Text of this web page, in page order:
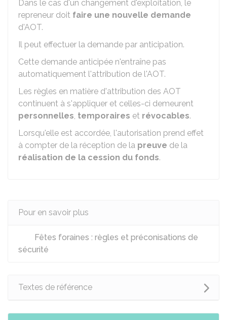
Dans le cas d'un changement d'exploitation, le
repreneur doit faire une nouvelle demande
d'AOT.
Il peut effectuer la demande par anticipation.
Cette demande anticipée n'entraîne pas
automatiquement l'attribution de l'AOT.
Les règles en matière d'attribution des AOT
continuent à s'appliquer et celles-ci demeurent
personnelles, temporaires et révocables.
Lorsqu'elle est accordée, l'autorisation prend effet
à compter de la réception de la preuve de la
réalisation de la cession du fonds.
Pour en savoir plus
Fêtes foraines : règles et préconisations de
sécurité
Textes de référence